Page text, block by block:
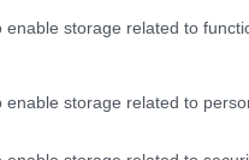
enable storage related to
storage related to
ομίλου
Lamborghini,
σε αρκετές